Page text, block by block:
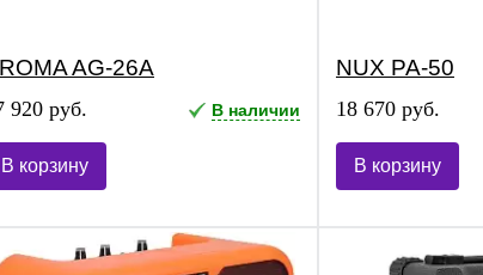
AG-26A
920 руб. В наличии
В корзину
NUX PA-50
18 670 руб.
В корзину